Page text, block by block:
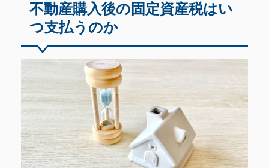
不動産購入後の固定資産税はい
つ支払うのか